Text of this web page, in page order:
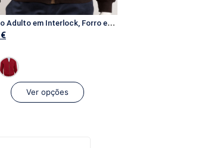
C
asaco Adulto em Interlock, Forro em Tecido e Apliacações em Tecido
€
Ver opções